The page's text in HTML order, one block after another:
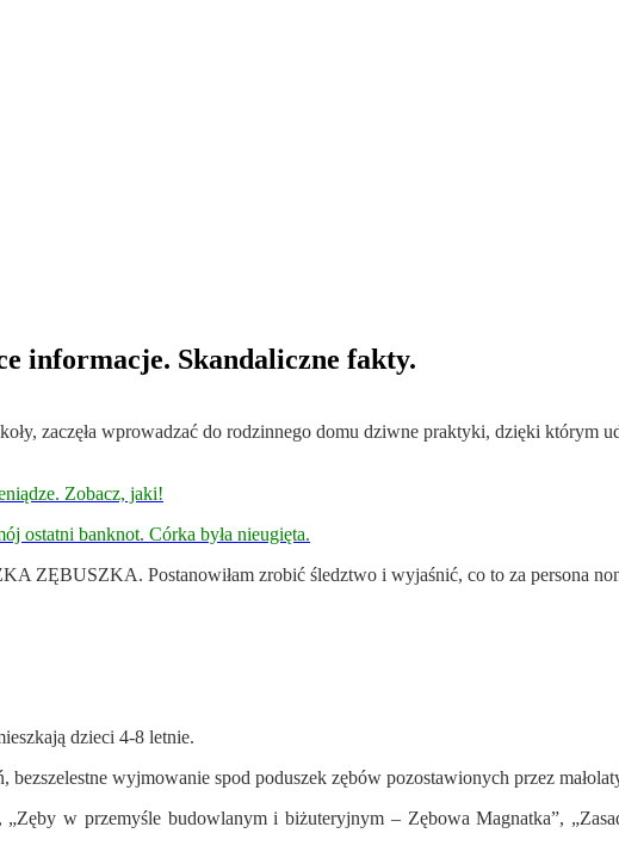
informacje. Skandaliczne fakty.
zaczęła wprowadzać do rodzinnego domu dziwne praktyki, dzięki którym
Zobacz, jaki!
ostatni banknot. Córka była nieugięta.
ZĘBUSZKA. Postanowiłam zrobić śledztwo i wyjaśnić, co to za persona
dzieci 4-8 letnie.
bezszelestne wyjmowanie spod poduszek zębów pozostawionych przez
w przemyśle budowlanym i biżuteryjnym – Zębowa Magnatka”,